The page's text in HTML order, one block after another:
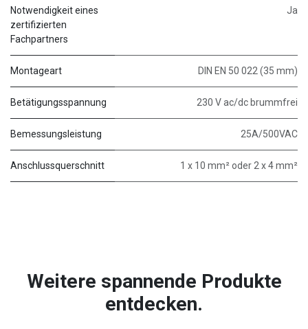
Notwendigkeit eines
zertifizierten
Fachpartners
Ja
Montageart DIN EN 50 022 (35 mm)
Betätigungsspannung 230 V ac/dc brummfrei
Bemessungsleistung 25A/500VAC
Anschlussquerschnitt 1 x 10 mm² oder 2 x 4 mm²
Weitere spannende Produkte
entdecken.